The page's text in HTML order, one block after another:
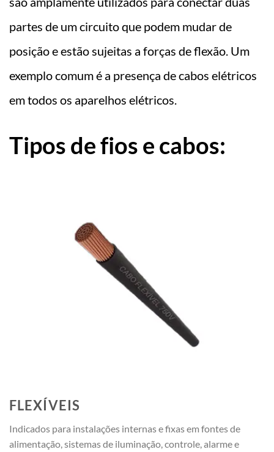
partes de um circuito que podem mudar de
posição e estão sujeitas a forças de flexão. Um
exemplo comum é a presença de cabos elétricos
em todos os aparelhos elétricos.
Tipos de fios e cabos:
FLEXÍVEIS
Indicados para instalações internas e fixas em fontes de
alimentação, sistemas de iluminação, controle, alarme e